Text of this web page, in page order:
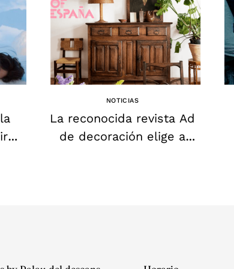
NOTICIAS
La reconocida revista Ad
de decoración elige a